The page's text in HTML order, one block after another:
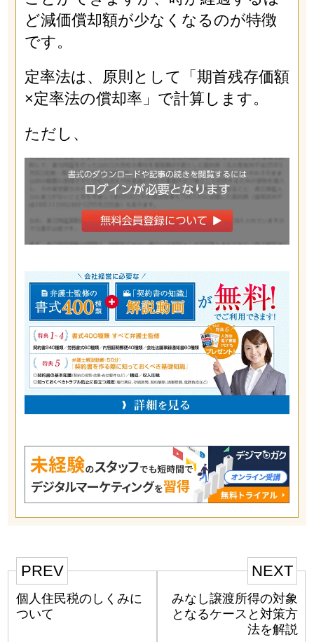
ど減価償却額が少なくなるのが特徴
です。
定率法は、原則として「期首残存価額
×定率法の償却率」で計算します。
ただし、
PREV
個人住民税のしくみに
ついて
NEXT
みなし譲渡所得の対象
となるケースと対策方
法を解説